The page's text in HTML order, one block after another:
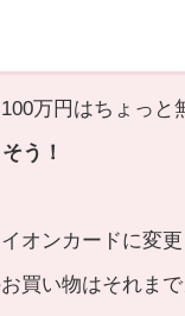
万円はちょっ
う！
オンカードに変更
買い物はそれま